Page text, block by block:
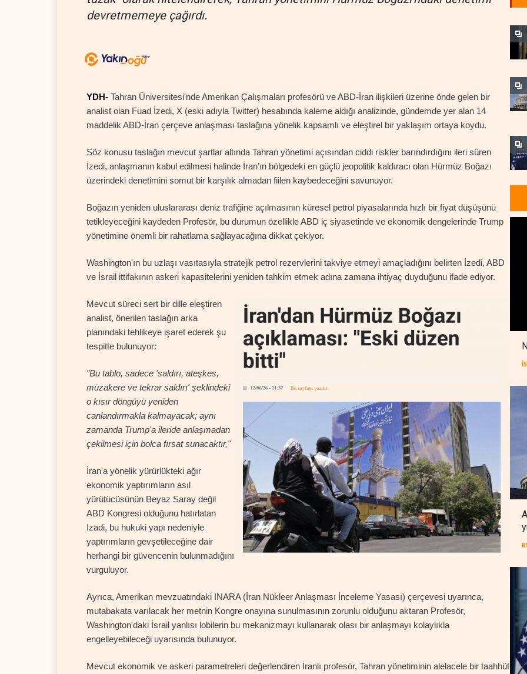
devretmemeye çağırdı.
YDH- Tahran Üniversitesi'nde Amerikan Çalışmaları profesörü ve ABD-İran ilişkileri üzerine önde gelen bir
analist olan Fuad İzedi, X (eski adıyla Twitter) hesabında kaleme aldığı analizinde, gündemde yer alan 14
maddelik ABD-İran çerçeve anlaşması taslağına yönelik kapsamlı ve eleştirel bir yaklaşım ortaya koydu.
Söz konusu taslağın mevcut şartlar altında Tahran yönetimi açısından ciddi riskler barındırdığını ileri süren
İzedi, anlaşmanın kabul edilmesi halinde İran’ın bölgedeki en güçlü jeopolitik kaldıracı olan Hürmüz Boğazı
üzerindeki denetimini somut bir karşılık almadan fiilen kaybedeceğini savunuyor.
Boğazın yeniden uluslararası deniz trafiğine açılmasının küresel petrol piyasalarında hızlı bir fiyat düşüşünü
tetikleyeceğini kaydeden Profesör, bu durumun özellikle ABD iç siyasetinde ve ekonomik dengelerinde Trump
yönetimine önemli bir rahatlama sağlayacağına dikkat çekiyor.
Washington'ın bu uzlaşı vasıtasıyla stratejik petrol rezervlerini takviye etmeyi amaçladığını belirten İzedi, ABD
ve İsrail ittifakının askeri kapasitelerini yeniden tahkim etmek adına zamana ihtiyaç duyduğunu ifade ediyor.
Mevcut süreci sert bir dille eleştiren
analist, önerilen taslağın arka
planındaki tehlikeye işaret ederek şu
tespitte bulunuyor:
"Bu tablo, sadece 'saldırı, ateşkes,
müzakere ve tekrar saldırı' şeklindeki
o kısır döngüyü yeniden
canlandırmakla kalmayacak; aynı
zamanda Trump'a ileride anlaşmadan
çekilmesi için bolca fırsat sunacaktır,"
İran'a yönelik yürürlükteki ağır
ekonomik yaptırımların asıl
yürütücüsünün Beyaz Saray değil
ABD Kongresi olduğunu hatırlatan
Izadi, bu hukuki yapı nedeniyle
yaptırımların gevşetileceğine dair
herhangi bir güvencenin bulunmadığını
vurguluyor.
Ayrıca, Amerikan mevzuatındaki INARA (İran Nükleer Anlaşması İnceleme Yasası) çerçevesi uyarınca,
mutabakata varılacak her metnin Kongre onayına sunulmasının zorunlu olduğunu aktaran Profesör,
Washington'daki İsrail yanlısı lobilerin bu mekanizmayı kullanarak olası bir anlaşmayı kolaylıkla
engelleyebileceği uyarısında bulunuyor.
Mevcut ekonomik ve askeri parametreleri değerlendiren İranlı profesör, Tahran yönetiminin alelacele bir taahhüt